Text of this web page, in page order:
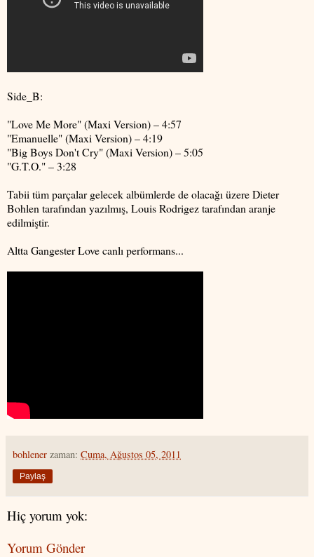
Side_B:
"Love Me More" (Maxi Version) – 4:57
"Emanuelle" (Maxi Version) – 4:19
"Big Boys Don't Cry" (Maxi Version) – 5:05
"G.T.O." – 3:28
Tabii tüm parçalar gelecek albümlerde de olacağı üzere Dieter
Bohlen tarafından yazılmış, Louis Rodrigez tarafından aranje
edilmiştir.
Altta Gangester Love canlı performans...
bohlener zaman: Cuma, Ağustos 05, 2011
Paylaş
Hiç yorum yok:
Yorum Gönder